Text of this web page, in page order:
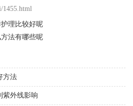
1455.html
理比较好呢
法有哪些呢
方法
紫外线影响